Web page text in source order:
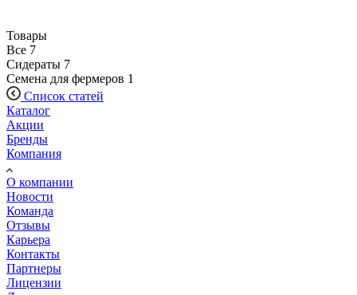
Товары
Все 7
Сидераты 7
Семена для фермеров 1
Список статей
Каталог
Акции
Бренды
Компания
О компании
Новости
Команда
Отзывы
Карьера
Контакты
Партнеры
Лицензии